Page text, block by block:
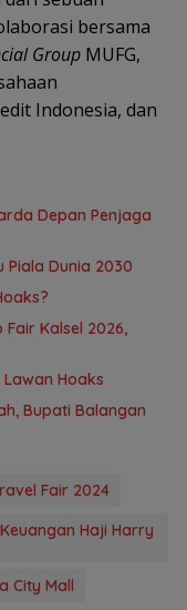
bersama
Group MUFG,
Indonesia, dan
Depan Penjaga
Piala Dunia 2030
Kalsel 2026,
Lawan Hoaks
Bupati Balangan
Fair 2024
Haji Harry
City Mall